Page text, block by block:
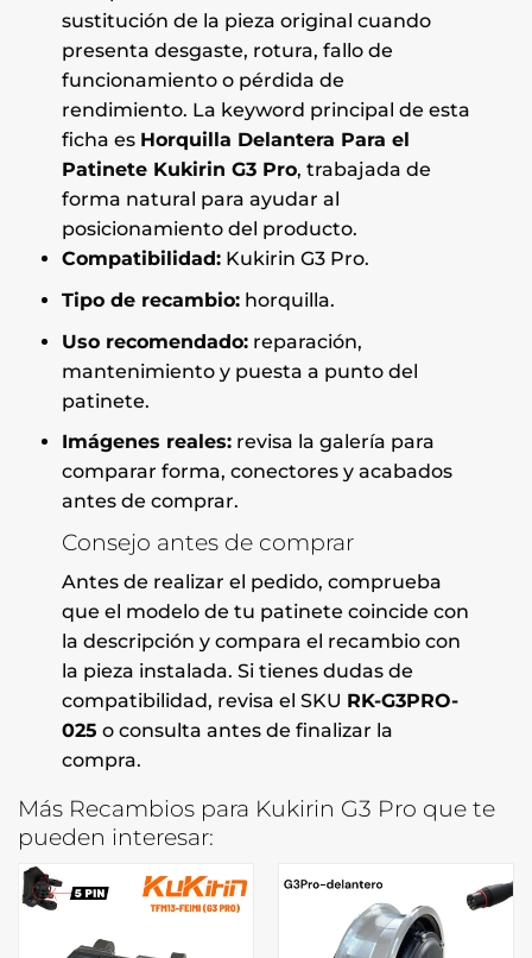
sustitución de la pieza original cuando
presenta desgaste, rotura, fallo de
funcionamiento o pérdida de
rendimiento. La keyword principal de esta
ficha es Horquilla Delantera Para el
Patinete Kukirin G3 Pro, trabajada de
forma natural para ayudar al
posicionamiento del producto.
Compatibilidad:Kukirin G3 Pro.
Tipo de recambio:horquilla.
Uso recomendado:reparación,
mantenimiento y puesta a punto del
patinete.
Imágenes reales:revisa la galería para
comparar forma, conectores y acabados
antes de comprar.
Consejo antes de comprar
Antes de realizar el pedido, comprueba
que el modelo de tu patinete coincide con
la descripción y compara el recambio con
la pieza instalada. Si tienes dudas de
compatibilidad, revisa el SKU RK-G3PRO-
025 o consulta antes de finalizar la
compra.
Más Recambios para Kukirin G3 Pro que te
pueden interesar: